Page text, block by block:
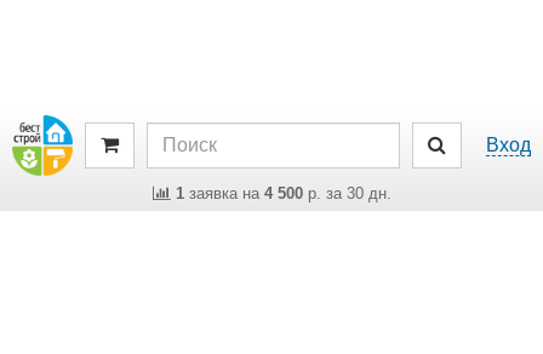
Вход
1заявка на 4 500р. за 30 дн.